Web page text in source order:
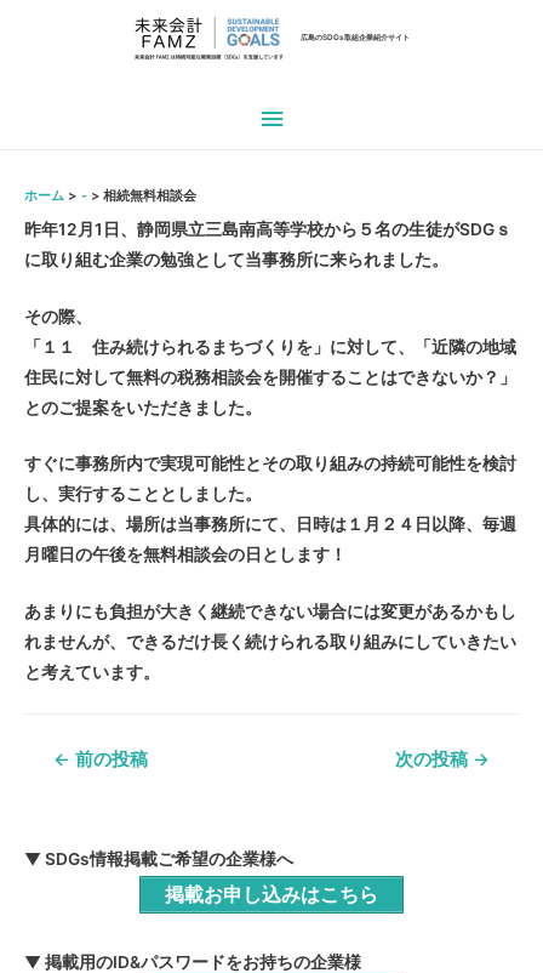
広島のSDGs取組企業紹介サイト
メ
ン
メ
ュ
ホーム - 相続無料相談会
昨年12月1日、静岡県立三島南高等学校から５名の生徒がSDGｓ
に取り組む企業の勉強として当事務所に来られました。
その際、
「１１ 住み続けられるまちづくりを」に対して、「近隣の地域
住民に対して無料の税務相談会を開催することはできないか？」
とのご提案をいただきました。
すぐに事務所内で実現可能性とその取り組みの持続可能性を検討
し、実行することとしました。
具体的には、場所は当事務所にて、日時は１月２４日以降、毎週
月曜日の午後を無料相談会の日とします！
あまりにも負担が大きく継続できない場合には変更があるかもし
れませんが、できるだけ長く続けられる取り組みにしていきたい
と考えています。
ビ
ー
← 前の投稿 次の投稿 →
▼ SDGs情報掲載ご希望の企業様へ
掲載お申し込みはこちら
▼ 掲載用のID&パスワードをお持ちの企業様